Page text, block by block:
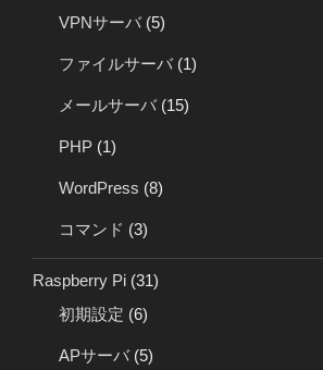
VPNサーバ(5)
ファイルサーバ(1)
メールサーバ(15)
PHP (1)
WordPress (8)
コマンド (3)
Raspberry Pi (31)
初期設定 (6)
APサーバ(5)